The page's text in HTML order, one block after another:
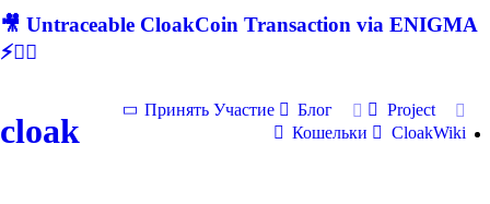
🎥 Untraceable CloakCoin Transaction via ENIGMA
⚡🕵‍♂
cloak
Принять Участие Блог
Project
Кошельки
CloakWiki